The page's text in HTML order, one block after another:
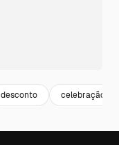
desconto celebração